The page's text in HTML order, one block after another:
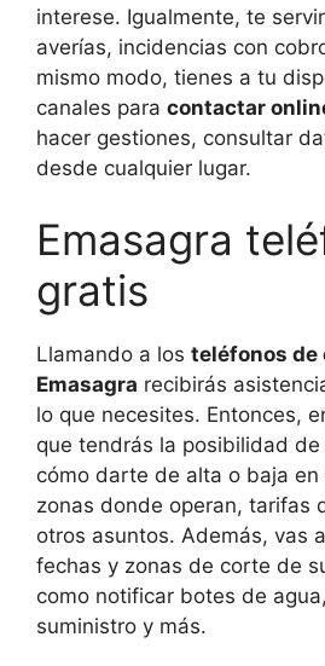
interese. Igualmente, te
averías, incidencias con
mismo modo, tienes a tu
canales para contactar
hacer gestiones, consultar
desde cualquier lugar.
Emasagra
gratis
Llamando a los teléfonos de
Emasagra recibirás
lo que necesites. Entonces,
que tendrás la posibilidad de
cómo darte de alta o baja en
zonas donde operan, tarifas
otros asuntos. Además, vas
fechas y zonas de corte de
como notificar botes de
suministro y más.